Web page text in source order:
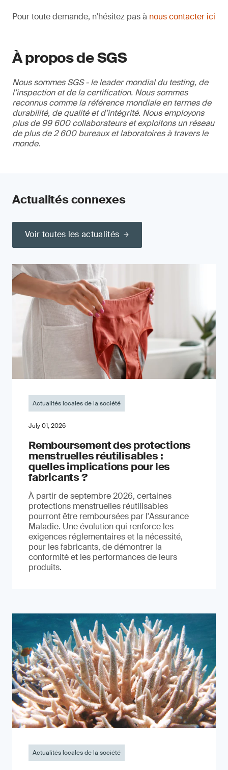
Pour toute demande, n'hésitez pas à nous contacter ici
À propos de SGS
Nous sommes SGS - le leader mondial du testing, de
l’inspection et de la certification. Nous sommes
reconnus comme la référence mondiale en termes de
durabilité, de qualité et d’intégrité. Nous employons
plus de 99 600 collaborateurs et exploitons un réseau
de plus de 2 600 bureaux et laboratoires à travers le
monde.
Actualités connexes
Voir toutes les actualités
Actualités locales de la société
July 01, 2026
Remboursement des protections
menstruelles réutilisables :
quelles implications pour les
fabricants ?
À partir de septembre 2026, certaines
protections menstruelles réutilisables
pourront être remboursées par l'Assurance
Maladie. Une évolution qui renforce les
exigences réglementaires et la nécessité,
pour les fabricants, de démontrer la
conformité et les performances de leurs
produits.
Actualités locales de la société